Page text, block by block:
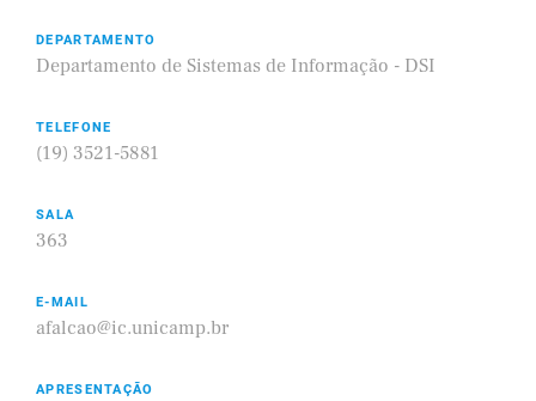
DEPARTAMENTO
Departamento de Sistemas de Informação - DSI
TELEFONE
(19) 3521-5881
SALA
363
E-MAIL
afalcao@ic.unicamp.br
APRESENTAÇÃO